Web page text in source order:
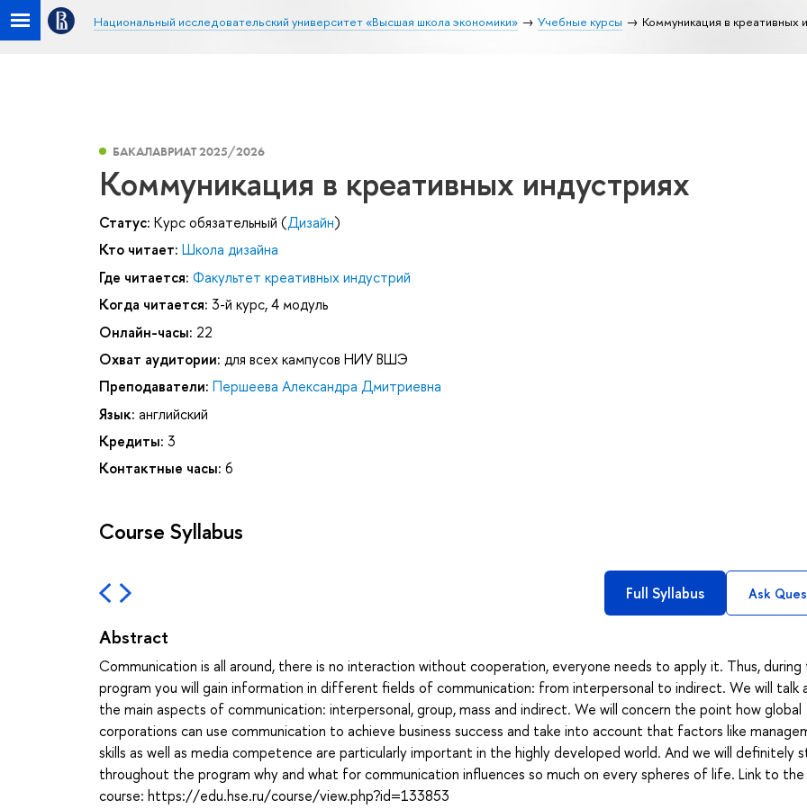
Национальный исследовательский университет «Высшая школа экономики» Учебные курсы Коммуникация в креативных
БАКАЛАВРИАТ 2025/2026
Коммуникация в креативных индустриях
Статус: Курс обязательный (Дизайн)
Кто читает: Школа дизайна
Где читается: Факультет креативных индустрий
Когда читается: 3-й курс, 4 модуль
Онлайн-часы: 22
Охват аудитории: для всех кампусов НИУ ВШЭ
Преподаватели: Першеева Александра Дмитриевна
Язык: английский
Кредиты: 3
Контактные часы: 6
Course Syllabus
Full Syllabus Ask
Abstract
Communication is all around, there is no interaction without cooperation, everyone needs to apply it. Thus, during
program you will gain information in different fields of communication: from interpersonal to indirect. We will talk
the main aspects of communication: interpersonal, group, mass and indirect. We will concern the point how global
corporations can use communication to achieve business success and take into account that factors like
skills as well as media competence are particularly important in the highly developed world. And we will definitely
throughout the program why and what for communication influences so much on every spheres of life. Link to the
course: https://edu.hse.ru/course/view.php?id=133853